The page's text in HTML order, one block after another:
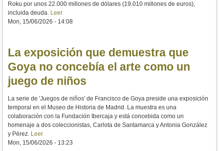
Roku por unos 22.000 millones de dólares (19.010 millones de euros),
incluida deuda. Leer
Mon, 15/06/2026 - 14:08
La exposición que demuestra que
Goya no concebía el arte como un
juego de niños
La serie de 'Juegos de niños' de Francisco de Goya preside una exposición
temporal en el Museo de Historia de Madrid. La muestra es una
colaboración con la Fundación Ibercaja y está concebida como un
homenaje a dos coleccionistas, Carlota de Santamarca y Antonia González
y Pérez. Leer
Mon, 15/06/2026 - 13:23